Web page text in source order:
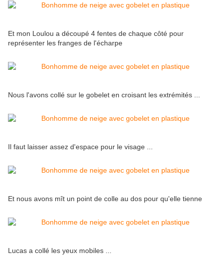
Et mon Loulou a découpé 4 fentes de chaque côté pour
représenter les franges de l'écharpe
Nous l'avons collé sur le gobelet en croisant les extrémités ...
Il faut laisser assez d'espace pour le visage ...
Et nous avons mît un point de colle au dos pour qu'elle tienne
Lucas a collé les yeux mobiles ...